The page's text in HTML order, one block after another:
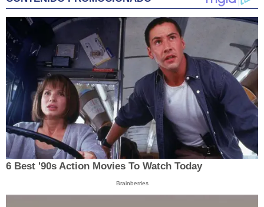
6 Best '90s Action Movies To Watch Today
Brainberries